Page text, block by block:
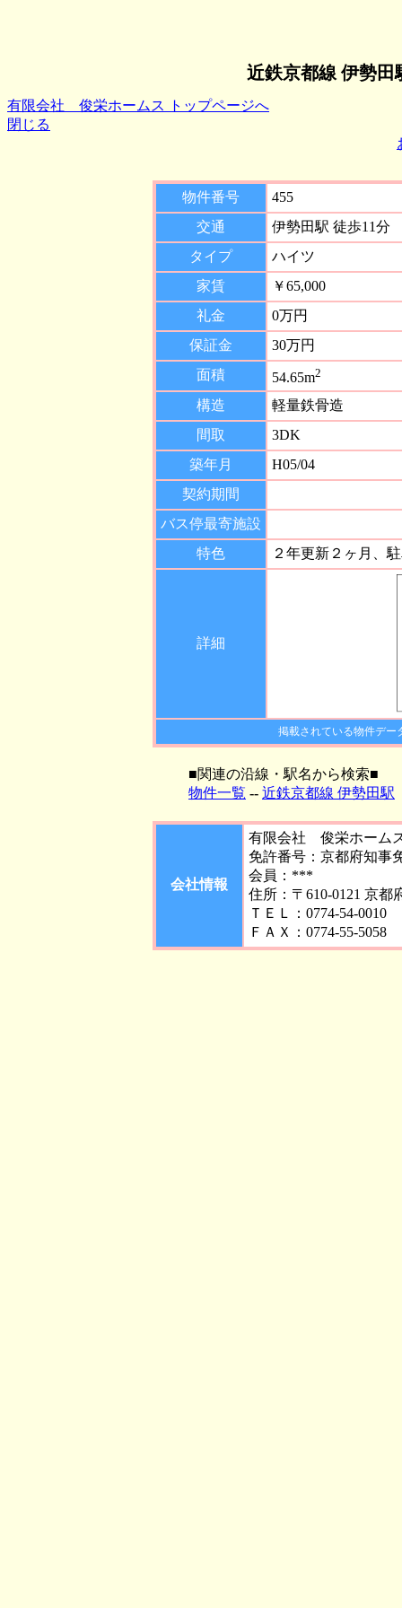
近鉄京都線 伊勢田
有限会社 俊栄ホームス トップページへ
閉じる
物件番号
455
交通
伊勢田駅 徒歩11分
タイプ
ハイツ
家賃
￥65,000
礼金
0万円
保証金
30万円
面積
54.65m2
構造
軽量鉄骨造
間取
3DK
築年月
H05/04
契約期間
バス停最寄施設
特色
２年更新２ヶ月、
詳細
掲載されている物件デー
■関連の沿線・駅名から検索■
物件一覧 -- 近鉄京都線 伊勢田駅
会社情報
有限会社 俊栄ホーム
免許番号：京都府知事
会員：***
住所：〒610-0121 京都
ＴＥＬ：0774-54-0010
ＦＡＸ：0774-55-5058